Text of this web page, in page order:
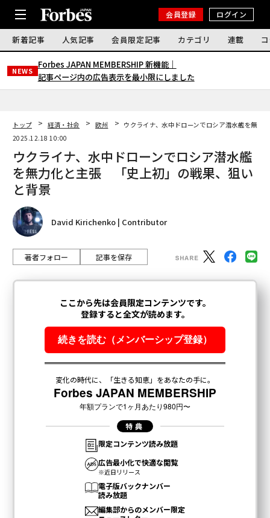
会員登録 ログイン
新着記事 人気記事 会員限定記事 カテゴリ 連載
NEWS
Forbes JAPAN MEMBERSHIP 新機能｜
記事ページ内の広告表示を最小限にしました
トップ 経済・社会 欧州
ウクライナ、水中ドローンでロシア潜水艦を無
2025.12.18 10:00
ウクライナ、水中ドローンでロシア潜水艦
を無力化と主張 「史上初」の戦果、狙い
と背景
David Kirichenko | Contributor
著者フォロー 記事を保存